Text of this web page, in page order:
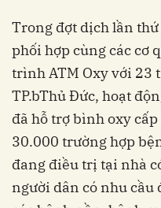
Trong đợt dịch lần
phối hợp cùng các cơ
trình ATM Oxy với 23
TP.bThủ Đức, hoạt
đã hỗ trợ bình oxy
30.000 trường hợp
đang điều trị tại nhà
người dân có nhu